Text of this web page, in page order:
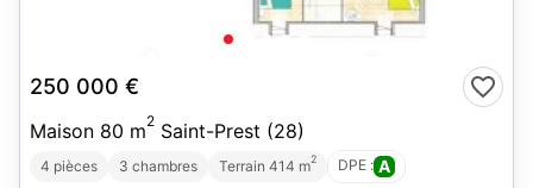
250 000 €
Maison 80 m2 Saint-Prest (28)
4 pièces 3 chambres Terrain 414 m2 DPE : A